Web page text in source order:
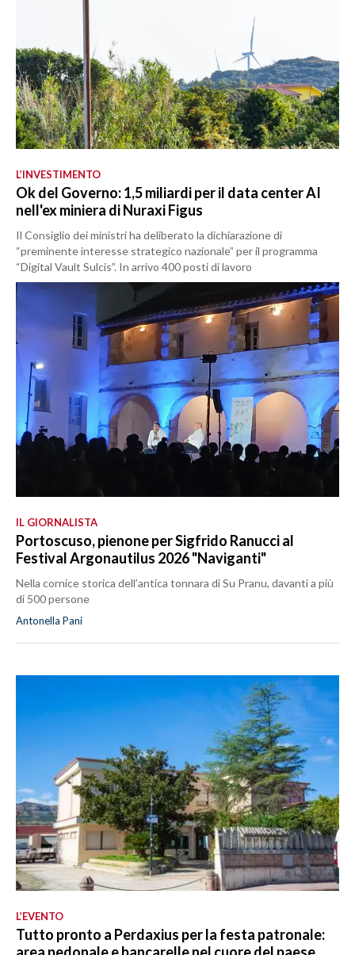
L’INVESTIMENTO
Ok del Governo: 1,5 miliardi per il data center AI
nell'ex miniera di Nuraxi Figus
Il Consiglio dei ministri ha deliberato la dichiarazione di
“preminente interesse strategico nazionale” per il programma
“Digital Vault Sulcis”. In arrivo 400 posti di lavoro
IL GIORNALISTA
Portoscuso, pienone per Sigfrido Ranucci al
Festival Argonautilus 2026 "Naviganti"
Nella cornice storica dell’antica tonnara di Su Pranu, davanti a più
di 500 persone
Antonella Pani
L’EVENTO
Tutto pronto a Perdaxius per la festa patronale: